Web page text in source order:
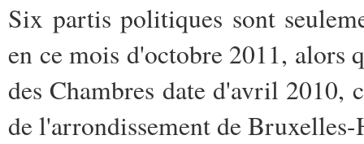
Six partis politiques sont
en ce mois d'octobre 2011, alors
des Chambres date d'avril 2010,
de l'arrondissement de